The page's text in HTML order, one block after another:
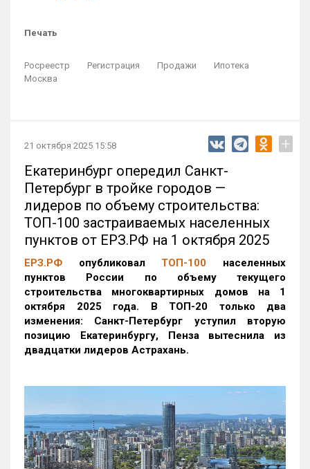
Печать
Росреестр Регистрация Продажи
Ипотека
Москва
21 октября 2025 15:58 +
Екатеринбург опередил Санкт-
Петербург в тройке городов —
лидеров по объему строительства:
ТОП-100 застраиваемых населенных
пунктов от ЕРЗ.РФ на 1 октября 2025
ЕРЗ.РФ опубликовал ТОП-100 населенных
пунктов России по объему текущего
строительства многоквартирных домов на 1
октября 2025 года. В ТОП-20 только два
изменения: Санкт-Петербург уступил вторую
позицию Екатеринбургу, Пенза вытеснила из
двадцатки лидеров Астрахань.